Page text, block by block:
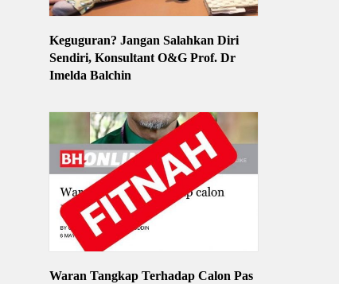
Keguguran? Jangan Salahkan Diri
Sendiri, Konsultant O&G Prof. Dr
Imelda Balchin
Waran Tangkap Terhadap Calon Pas